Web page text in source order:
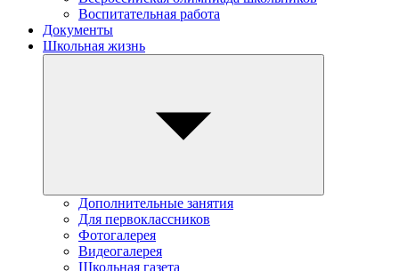
Воспитательная работа
Документы
Школьная жизнь
Дополнительные занятия
Для первоклассников
Фотогалерея
Видеогалерея
Школьная газета